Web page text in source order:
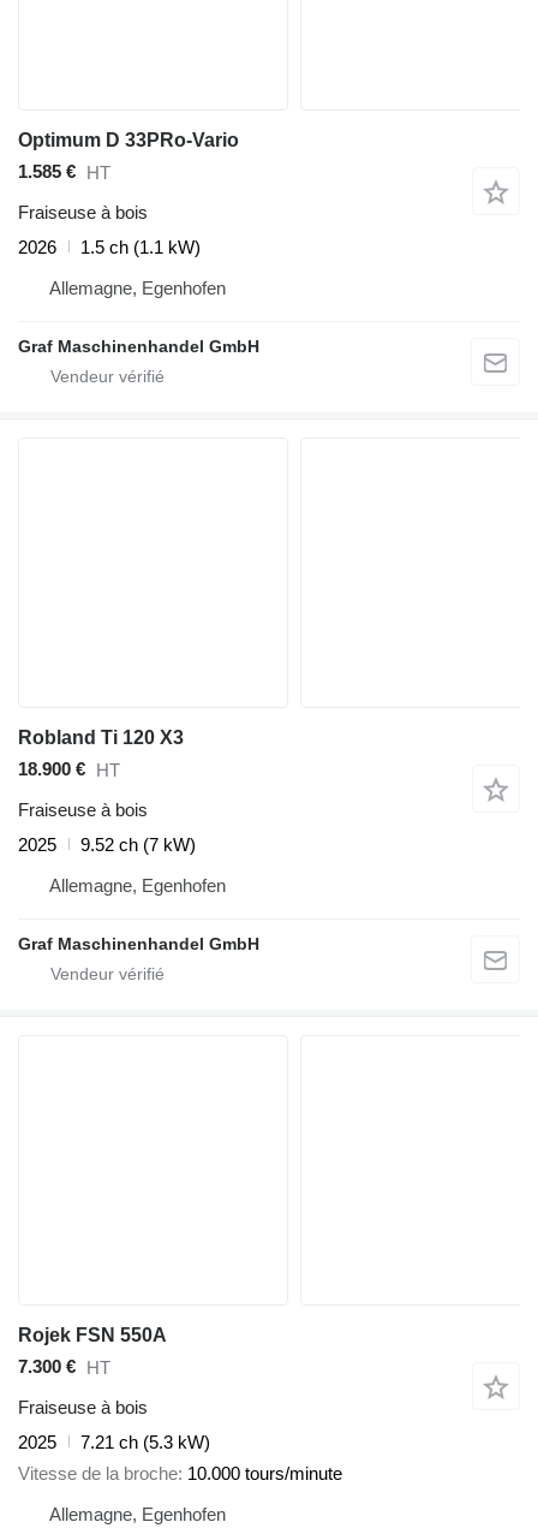
Optimum D 33PRo-Vario
1.585 € HT
Fraiseuse à bois
2026
1.5 ch (1.1 kW)
Allemagne, Egenhofen
Graf Maschinenhandel GmbH
Robland Ti 120 X3
18.900 € HT
Fraiseuse à bois
2025
9.52 ch (7 kW)
Allemagne, Egenhofen
Graf Maschinenhandel GmbH
Rojek FSN 550A
7.300 € HT
Fraiseuse à bois
2025
7.21 ch (5.3 kW)
Vitesse de la broche 10.000 tours/minute
Allemagne, Egenhofen